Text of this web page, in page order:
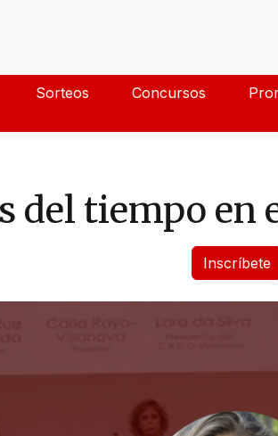
Sorteos Concursos
del tiempo
Inscríbete